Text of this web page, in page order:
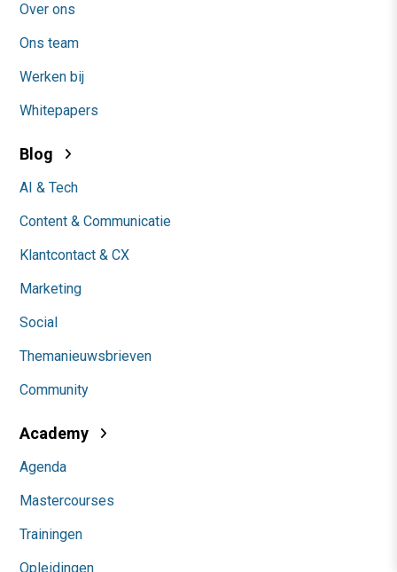
Over ons
Ons team
Werken bij
Whitepapers
Blog
AI & Tech
Content & Communicatie
Klantcontact & CX
Marketing
Social
Themanieuwsbrieven
Community
Academy
Agenda
Mastercourses
Trainingen
Opleidingen